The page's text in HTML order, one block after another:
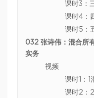
课时3：
课时4：
课时5：
032 张诗伟：混合所
实务
视频
课时1：
课时2：